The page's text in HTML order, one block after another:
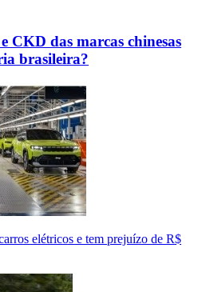
CKD das marcas chinesas
brasileira?
elétricos e tem prejuízo de R$